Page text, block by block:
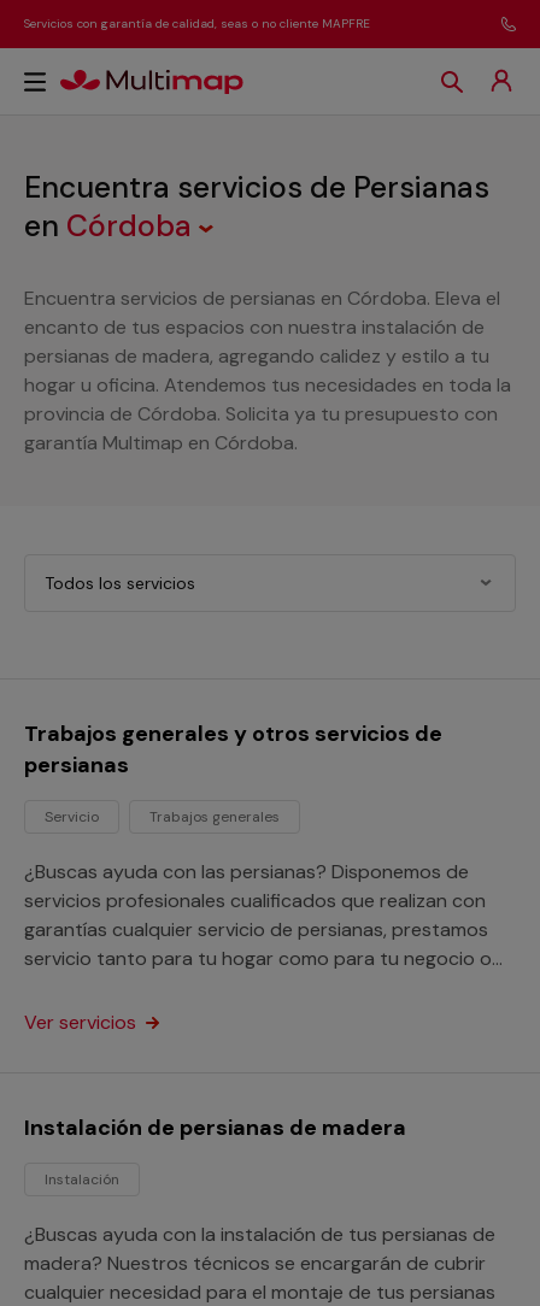
Servicios con garantía de calidad, seas o no cliente MAPFRE
Encuentra servicios de Persianas
en Córdoba
Encuentra servicios de persianas en Córdoba. Eleva el
encanto de tus espacios con nuestra instalación de
persianas de madera, agregando calidez y estilo a tu
hogar u oficina. Atendemos tus necesidades en toda la
provincia de Córdoba. Solicita ya tu presupuesto con
garantía Multimap en Córdoba.
Todos los servicios
Trabajos generales y otros servicios de
persianas
Servicio Trabajos generales
¿Buscas ayuda con las persianas? Disponemos de
servicios profesionales cualificados que realizan con
garantías cualquier servicio de persianas, prestamos
servicio tanto para tu hogar como para tu negocio o
Ver servicios
Instalación de persianas de madera
Instalación
¿Buscas ayuda con la instalación de tus persianas de
madera? Nuestros técnicos se encargarán de cubrir
cualquier necesidad para el montaje de tus persianas